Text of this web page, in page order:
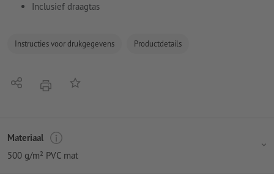
Inclusief draagtas
Instructies voor drukgegevens Productdetails
Delen afdrukkenOp de lijst
Materiaal
500 g/m² PVC mat